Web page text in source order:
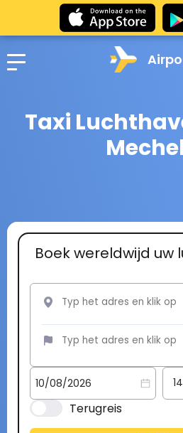
Taxi
Boek wereldwijd uw
Terugreis